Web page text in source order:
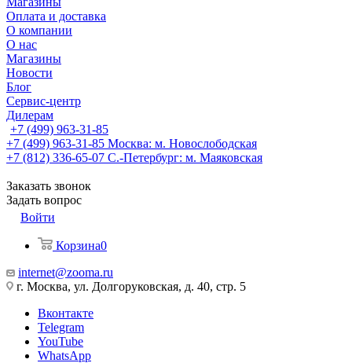
Оплата и доставка
О компании
О нас
Магазины
Новости
Блог
Сервис-центр
Дилерам
+7 (499) 963-31-85
+7 (499) 963-31-85 Москва: м. Новослободская
+7 (812) 336-65-07 С.-Петербург: м. Маяковская
Заказать звонок
Задать вопрос
Войти
Корзина0
internet@zooma.ru
г. Москва, ул. Долгоруковская, д. 40, стр. 5
Вконтакте
Telegram
YouTube
WhatsApp